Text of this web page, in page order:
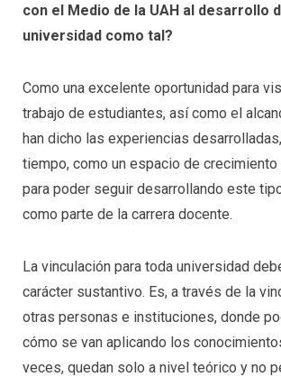
con el Medio de la UAH al desarrollo
universidad como tal?
Como una excelente oportunidad para
trabajo de estudiantes, así como el
han dicho las experiencias
tiempo, como un espacio de
para poder seguir desarrollando este
como parte de la carrera docente.
La vinculación para toda universidad
carácter sustantivo. Es, a través de la
otras personas e instituciones, donde
cómo se van aplicando los
veces, quedan solo a nivel teórico y no